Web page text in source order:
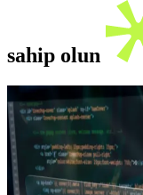
sahip olun